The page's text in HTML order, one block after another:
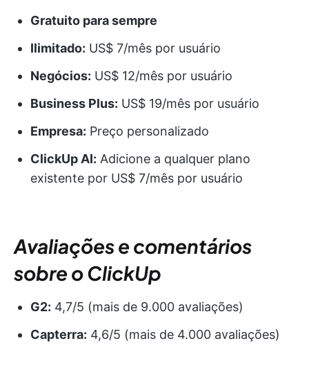
Gratuito para sempre
Ilimitado: US$ 7/mês por usuário
Negócios: US$ 12/mês por usuário
Business Plus: US$ 19/mês por usuário
Empresa: Preço personalizado
ClickUp AI: Adicione a qualquer plano
existente por US$ 7/mês por usuário
Avaliações e comentários
sobre o ClickUp
G2: 4,7/5 (mais de 9.000 avaliações)
Capterra: 4,6/5 (mais de 4.000 avaliações)